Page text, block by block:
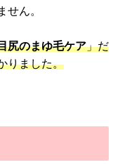
せん。
尻のまゆ毛ケア」だ
りました。